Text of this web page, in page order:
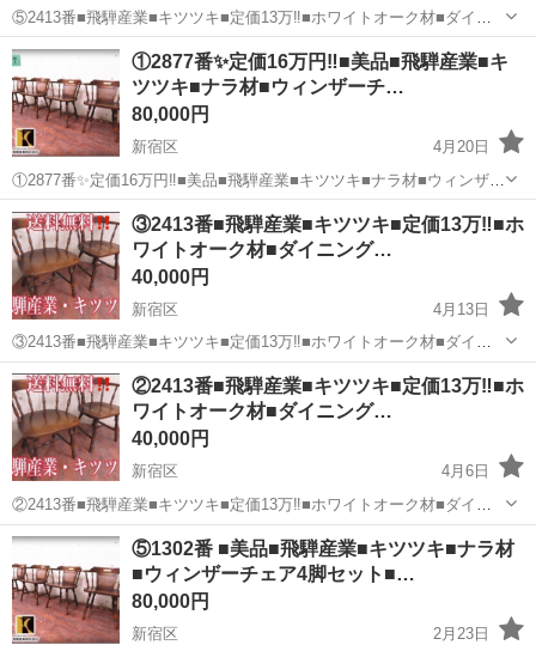
⑤2413番■飛騨産業■キツツキ■定価13万‼️■ホワイトオーク材■ダイニ
ングチェア 大自然が生み出した迫力と、研ぎ澄まされた匠の技と心が
息づくキツツキマークの飛騨産業よりホワイトオーク材を使用した穂
高シリーズの高級感漂...
東京 新宿区 商品
①2877番✨定価16万円‼️■美品■飛騨産業■キ
ツツキ■ナラ材■ウィンザーチ…
80,000円
新宿区
4月20日
①2877番✨定価16万円‼️■美品■飛騨産業■キツツキ■ナラ材■ウィンザー
チェア4脚セット■ 商品説明 大自然が生み出した迫力と、研ぎ澄まさ
れた匠の技と心が息づくキツツキマークの飛騨産業より、 高級感あふ
れるナラ材を使...
東京 新宿区 商品
③2413番■飛騨産業■キツツキ■定価13万‼️■ホ
ワイトオーク材■ダイニング…
40,000円
新宿区
4月13日
③2413番■飛騨産業■キツツキ■定価13万‼️■ホワイトオーク材■ダイニ
ングチェア 大自然が生み出した迫力と、研ぎ澄まされた匠の技と心が
息づくキツツキマークの飛騨産業よりホワイトオーク材を使用した穂
高シリーズの高級感漂...
東京 新宿区 椅子 商品
②2413番■飛騨産業■キツツキ■定価13万‼️■ホ
ワイトオーク材■ダイニング…
40,000円
新宿区
4月6日
②2413番■飛騨産業■キツツキ■定価13万‼️■ホワイトオーク材■ダイニ
ングチェア 大自然が生み出した迫力と、研ぎ澄まされた匠の技と心が
息づくキツツキマークの飛騨産業よりホワイトオーク材を使用した穂
高シリーズの高級感漂...
東京 新宿区 商品
⑤1302番 ■美品■飛騨産業■キツツキ■ナラ材
■ウィンザーチェア4脚セット■…
80,000円
新宿区 2月23日